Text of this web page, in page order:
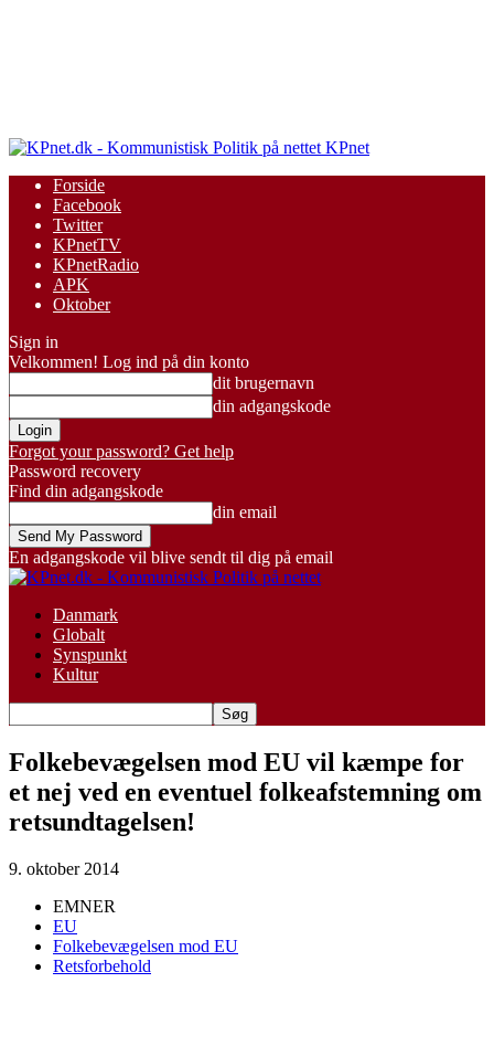
KPnet
Forside
Facebook
Twitter
KPnetTV
KPnetRadio
APK
Oktober
Sign in
Velkommen! Log ind på din konto
dit brugernavn
din adgangskode
Forgot your password? Get help
Password recovery
Find din adgangskode
din email
En adgangskode vil blive sendt til dig på email
Danmark
Globalt
Synspunkt
Kultur
Folkebevægelsen mod EU vil kæmpe for
et nej ved en eventuel folkeafstemning om
retsundtagelsen!
9. oktober 2014
EMNER
EU
Folkebevægelsen mod EU
Retsforbehold